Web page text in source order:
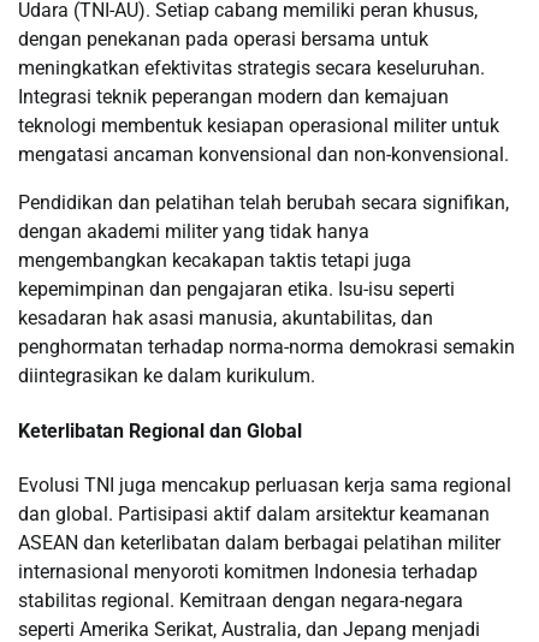
Udara (TNI-AU). Setiap cabang memiliki peran khusus,
dengan penekanan pada operasi bersama untuk
meningkatkan efektivitas strategis secara keseluruhan.
Integrasi teknik peperangan modern dan kemajuan
teknologi membentuk kesiapan operasional militer untuk
mengatasi ancaman konvensional dan non-konvensional.
Pendidikan dan pelatihan telah berubah secara signifikan,
dengan akademi militer yang tidak hanya
mengembangkan kecakapan taktis tetapi juga
kepemimpinan dan pengajaran etika. Isu-isu seperti
kesadaran hak asasi manusia, akuntabilitas, dan
penghormatan terhadap norma-norma demokrasi semakin
diintegrasikan ke dalam kurikulum.
Keterlibatan Regional dan Global
Evolusi TNI juga mencakup perluasan kerja sama regional
dan global. Partisipasi aktif dalam arsitektur keamanan
ASEAN dan keterlibatan dalam berbagai pelatihan militer
internasional menyoroti komitmen Indonesia terhadap
stabilitas regional. Kemitraan dengan negara-negara
seperti Amerika Serikat, Australia, dan Jepang menjadi